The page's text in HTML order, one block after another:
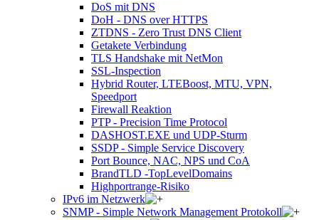
DoS mit DNS
DoH - DNS over HTTPS
ZTDNS - Zero Trust DNS Client
Getakete Verbindung
TLS Handshake mit NetMon
SSL-Inspection
Hybrid Router, LTEBoost, MTU, VPN,
Speedport
Firewall Reaktion
PTP - Precision Time Protocol
DASHOST.EXE und UDP-Sturm
SSDP - Simple Service Discovery
Port Bounce, NAC, NPS und CoA
BrandTLD -TopLevelDomains
Highportrange-Risiko
IPv6 im Netzwerk
SNMP - Simple Network Management Protokoll